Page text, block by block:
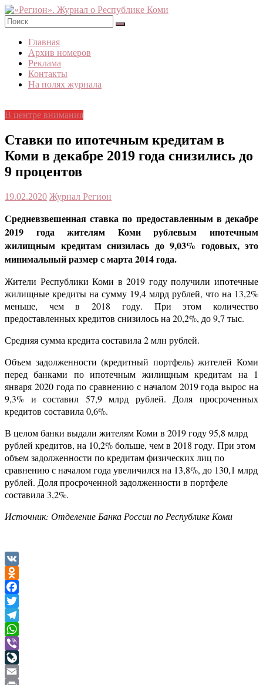
Skip
to
content
«Регион».
Журнал
Республике
Коми
Главная
Архив номеров
Реклама
Контакты
На полях журнала
В центре внимания
Ставки по ипотечным кредитам в
Коми в декабре 2019 года снизились до
9 процентов
19.02.2020 Журнал Регион
Средневзвешенная ставка по предоставленным в декабре
2019 года жителям Коми рублевым ипотечным
жилищным кредитам снизилась до 9,03% годовых, это
минимальный размер с марта 2014 года.
Жители Республики Коми в 2019 году получили ипотечные
жилищные кредиты на сумму 19,4 млрд рублей, что на 13,2%
меньше, чем в 2018 году. При этом количество
предоставленных кредитов снизилось на 20,2%, до 9,7 тыс.
Средняя сумма кредита составила 2 млн рублей.
Объем задолженности (кредитный портфель) жителей Коми
перед банками по ипотечным жилищным кредитам на 1
января 2020 года по сравнению с началом 2019 года вырос на
9,3% и составил 57,9 млрд рублей. Доля просроченных
кредитов составила 0,6%.
В целом банки выдали жителям Коми в 2019 году 95,8 млрд
рублей кредитов, на 10,2% больше, чем в 2018 году. При этом
объем задолженности по кредитам физических лиц по
сравнению с началом года увеличился на 13,8%, до 130,1 млрд
рублей. Доля просроченной задолженности в портфеле
составила 3,2%.
Источник: Отделение Банка России по Республике Коми
VK
Odnoklassniki
Facebook
Twitter
Telegram
WhatsApp
Viber
LiveJournal